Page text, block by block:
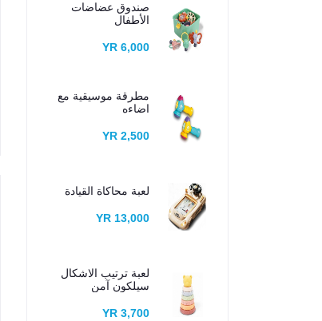
صندوق عضاضات
الأطفال
6,000 YR
مطرقة موسيقية مع
اضاءه
2,500 YR
لعبة محاكاة القيادة
13,000 YR
لعبة ترتيب الاشكال
سيلكون آمن
3,700 YR